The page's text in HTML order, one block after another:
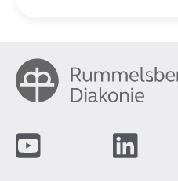
Fußzeile